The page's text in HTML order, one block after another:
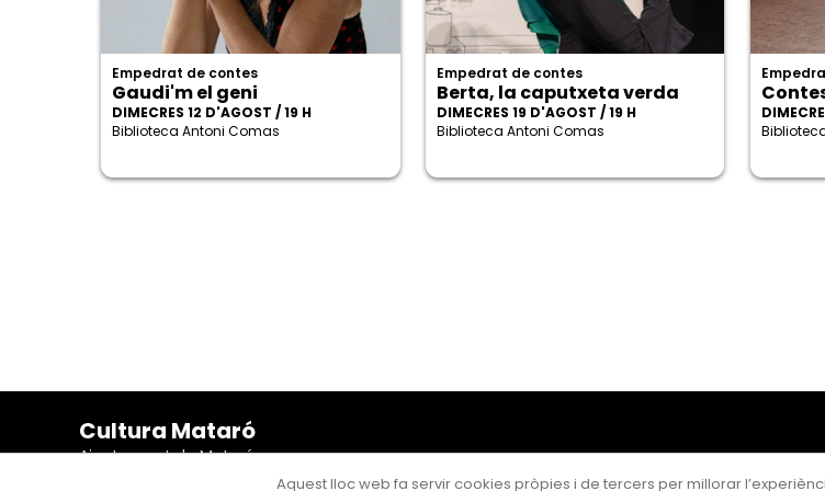
Empedrat de contes
Gaudi'm el geni
DIMECRES 12 D'AGOST / 19 H
Biblioteca Antoni Comas
Empedrat de contes
Berta, la caputxeta verda
DIMECRES 19 D'AGOST / 19 H
Biblioteca Antoni Comas
Cultura Mataró
Ajuntament de Mataró
C. de Sant Josep, 9 (Mataró, 08302)Aquest lloc web fa servir cookies pròpies i de tercers per millorar